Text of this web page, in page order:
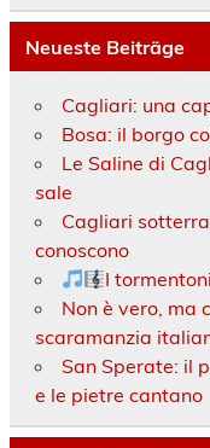
Neueste Beiträge
Cagliari: una
Bosa: il borgo
Le Saline di
sale
Cagliari
conoscono
I
Non è vero, ma
scaramanzia
San Sperate: il
e le pietre cantano